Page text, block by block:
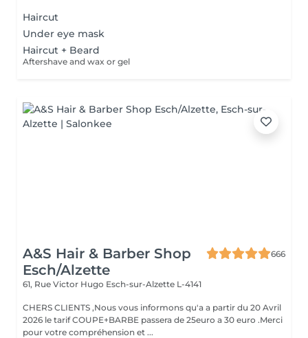
Haircut
Under eye mask
Haircut + Beard
Aftershave and wax or gel
A&S Hair & Barber Shop
Esch/Alzette
666
61, Rue Victor Hugo Esch-sur-Alzette L-4141
CHERS CLIENTS ,Nous vous informons qu'a a partir du 20 Avril
2026 le tarif COUPE+BARBE passera de 25euro a 30 euro .Merci
pour votre compréhension et ...